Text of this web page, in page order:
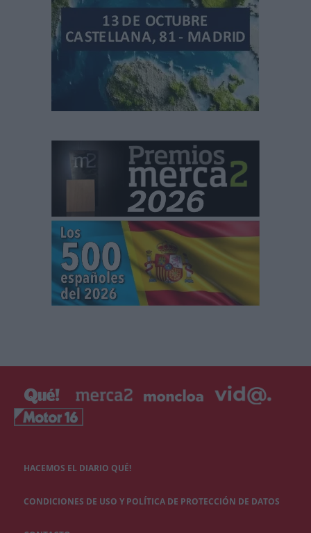
HACEMOS EL DIARIO QUÉ!
CONDICIONES DE USO Y POLÍTICA DE PROTECCIÓN DE DATOS